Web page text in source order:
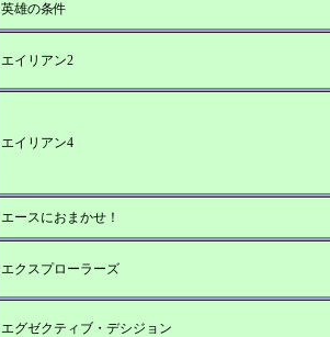
英雄の条件
エイリアン2
エイリアン4
エースにおまかせ！
エクスプローラーズ
エグゼクティブ・デシジョン